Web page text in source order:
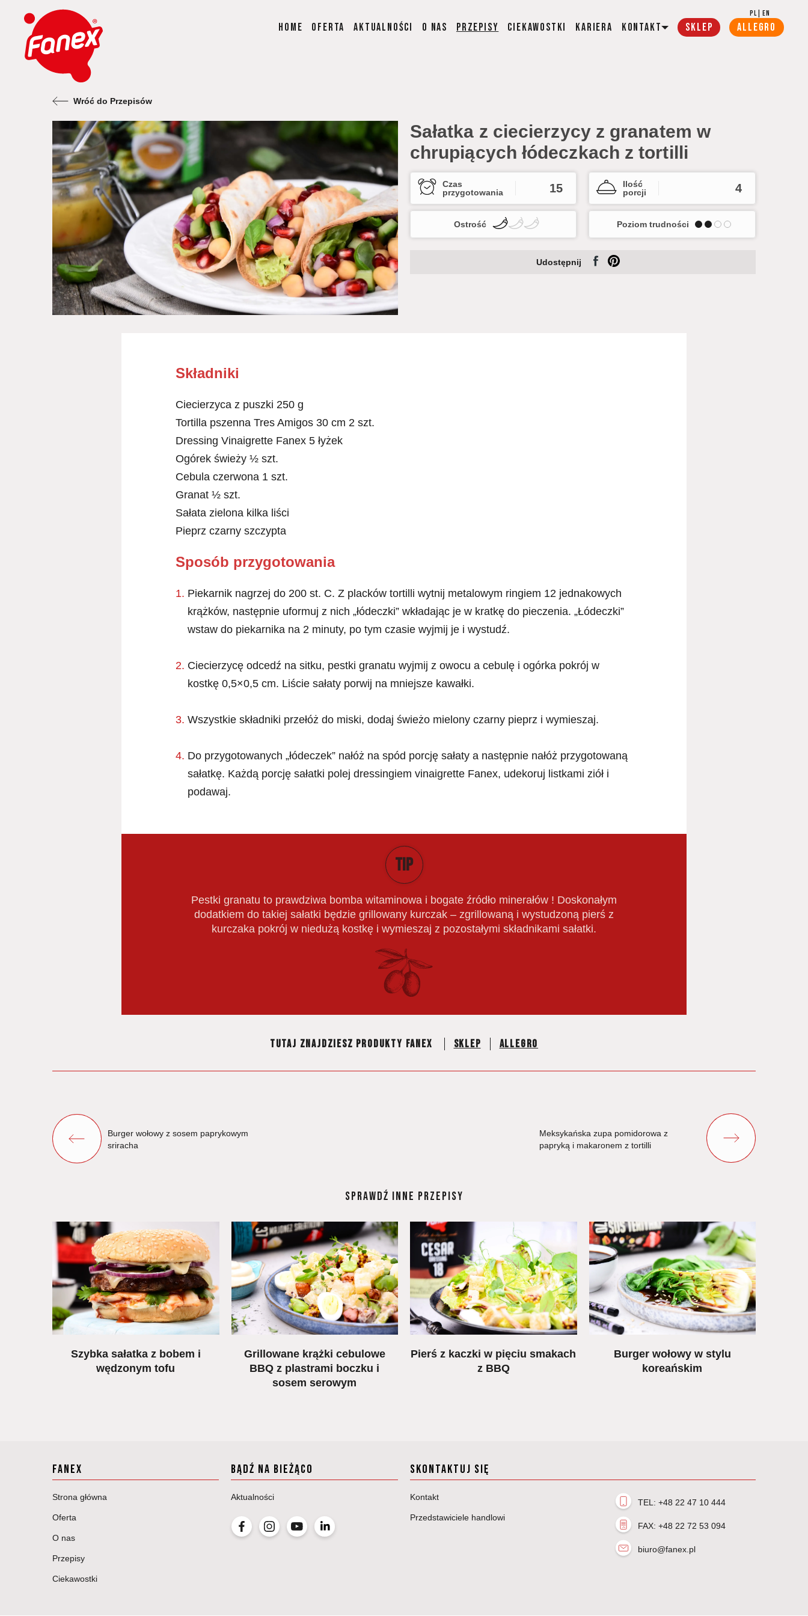
PL EN
Home Oferta Aktualności O nas Przepisy Ciekawostki Kariera Kontakt SKLEP ALLEGRO
Wróć do Przepisów
Sałatka z ciecierzycy z granatem w
chrupiących łódeczkach z tortilli
Czas
przygotowania
15
Ilość
porcji
4
Ostrość Poziom trudności
Udostępnij
Składniki
Ciecierzyca z puszki 250 g
Tortilla pszenna Tres Amigos 30 cm 2 szt.
Dressing Vinaigrette Fanex 5 łyżek
Ogórek świeży ½ szt.
Cebula czerwona 1 szt.
Granat ½ szt.
Sałata zielona kilka liści
Pieprz czarny szczypta
Sposób przygotowania
Piekarnik nagrzej do 200 st. C. Z placków tortilli wytnij metalowym ringiem 12 jednakowych
krążków, następnie uformuj z nich „łódeczki” wkładając je w kratkę do pieczenia. „Łódeczki”
wstaw do piekarnika na 2 minuty, po tym czasie wyjmij je i wystudź.
Ciecierzycę odcedź na sitku, pestki granatu wyjmij z owocu a cebulę i ogórka pokrój w
kostkę 0,5×0,5 cm. Liście sałaty porwij na mniejsze kawałki.
Wszystkie składniki przełóż do miski, dodaj świeżo mielony czarny pieprz i wymieszaj.
Do przygotowanych „łódeczek” nałóż na spód porcję sałaty a następnie nałóż przygotowaną
sałatkę. Każdą porcję sałatki polej dressingiem vinaigrette Fanex, udekoruj listkami ziół i
podawaj.
TIP
Pestki granatu to prawdziwa bomba witaminowa i bogate źródło minerałów ! Doskonałym
dodatkiem do takiej sałatki będzie grillowany kurczak – zgrillowaną i wystudzoną pierś z
kurczaka pokrój w niedużą kostkę i wymieszaj z pozostałymi składnikami sałatki.
Tutaj znajdziesz produkty fanex Sklep Allegro
Burger wołowy z sosem paprykowym
sriracha
Meksykańska zupa pomidorowa z
papryką i makaronem z tortilli
SPRAWDŹ INNE PRZEPISY
Szybka sałatka z bobem i
wędzonym tofu
Grillowane krążki cebulowe
BBQ z plastrami boczku i
sosem serowym
Pierś z kaczki w pięciu smakach
z BBQ
Burger wołowy w stylu
koreańskim
FANEX
Strona główna
Oferta
O nas
Przepisy
Ciekawostki
BĄDŹ NA BIEŻĄCO
Aktualności
SKONTAKTUJ SIĘ
Kontakt
Przedstawiciele handlowi
TEL: +48 22 47 10 444
FAX: +48 22 72 53 094
biuro@fanex.pl